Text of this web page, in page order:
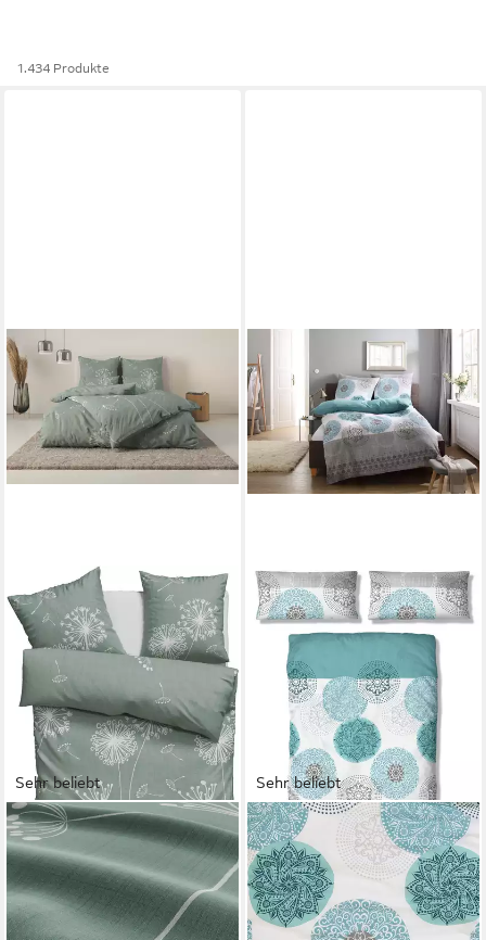
1.434 Produkte
Sehr beliebt
OTTO HOME
Bettwäsche Soucy, Renforcé,
2 teilig, ab Gr. 135x200, 100%
Baumwolle, Renforcé &
PREMIUM Satin (TC300)
Sehr beliebt
OTTO HOME
Bettwäsche Tesso in Gr.
135x200, 155x220 oder
200x200 cm, Polycotton
recycelt, 2 teilig, Bettwäsche